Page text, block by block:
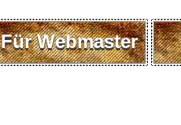
Für Webmaster